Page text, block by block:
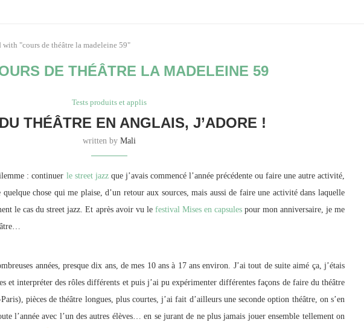
with "cours de théâtre la madeleine 59"
DE THÉÂTRE LA MADELEINE 59
Tests produits et applis
THÉÂTRE EN ANGLAIS, J’ADORE !
written by Mali
: continuer le street jazzque j’avais commencé l’année précédente ou faire une autre activité,
chose qui me plaise, d’un retour aux sources, mais aussi de faire une activité dans laquelle
le cas du street jazz. Et après avoir vu le festival Mises en capsules pour mon anniversaire, je me
années, presque dix ans, de mes 10 ans à 17 ans environ. J’ai tout de suite aimé ça, j’étais
et interpréter des rôles différents et puis j’ai pu expérimenter différentes façons de faire du théâtre
pièces de théâtre longues, plus courtes, j’ai fait d’ailleurs une seconde option théâtre, on s’en
l’année avec l’un des autres élèves… en se jurant de ne plus jamais jouer ensemble tellement on